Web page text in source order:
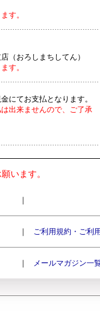
す。
（おろしまちしてん）
す。
にてお支払となります。
出来ませんので、ご了承
います。
｜
｜ ご利用規約・ご利
｜ メールマガジン一